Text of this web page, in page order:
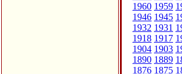
1960 1959
1946 1945
1932 1931
1918 1917
1904 1903
1890 1889
1876 1875